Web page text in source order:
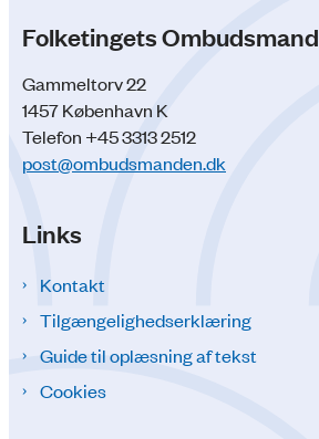
Folketingets Ombudsmand
Gammeltorv 22
1457 København K
Telefon +45 3313 2512
post@ombudsmanden.dk
Links
Kontakt
Tilgængelighedserklæring
Guide til oplæsning af tekst
Cookies